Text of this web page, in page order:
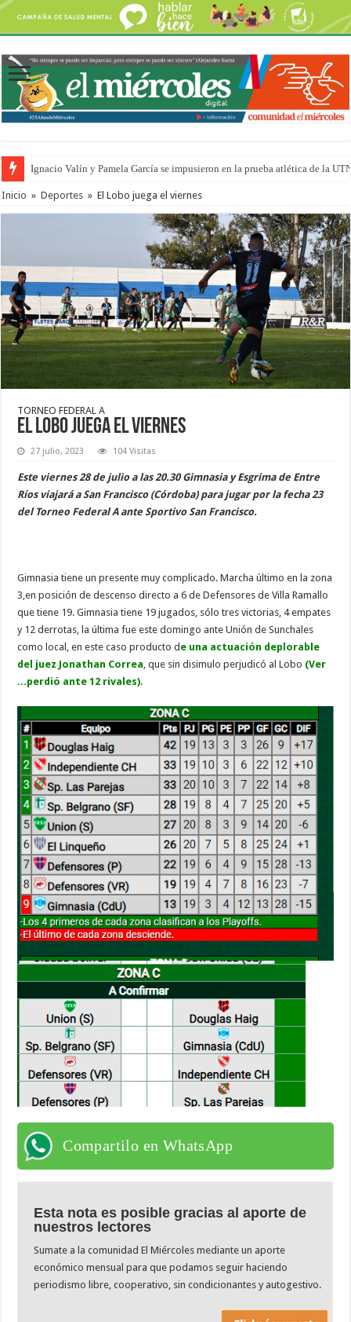
Ignacio Valín y Pamela García se impusieron en la prueba atlética de la
Traigo el litoral en mi canción: 100 años de Aníbal Sampayo
Inicio » Deportes » El Lobo juega el viernes
TORNEO FEDERAL A
El Lobo juega el viernes
27 julio, 2023 104 Visitas
Este viernes 28 de julio a las 20.30 Gimnasia y Esgrima de Entre
Ríos viajará a San Francisco (Córdoba) para jugar por la fecha 23
del Torneo Federal A ante Sportivo San Francisco.
Gimnasia tiene un presente muy complicado. Marcha último en la zona
3,en posición de descenso directo a 6 de Defensores de Villa Ramallo
que tiene 19. Gimnasia tiene 19 jugados, sólo tres victorias, 4 empates
y 12 derrotas, la última fue este domingo ante Unión de Sunchales
como local, en este caso producto de una actuación deplorable
del juez Jonathan Correa , que sin disimulo perjudicó al Lobo (Ver
...perdió ante 12 rivales).
Compartilo en WhatsApp
Esta nota es posible gracias al aporte de
nuestros lectores
Sumate a la comunidad El Miércoles mediante un aporte
económico mensual para que podamos seguir haciendo
periodismo libre, cooperativo, sin condicionantes y autogestivo.